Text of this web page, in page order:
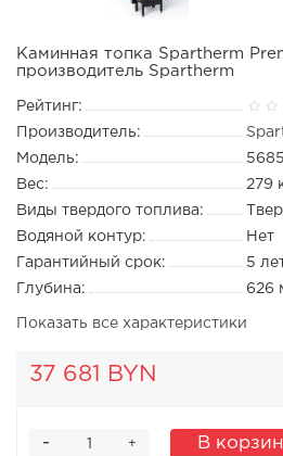
Каминная топка Spartherm
производитель Spartherm
Рейтинг:
Производитель:
Модель:
5685
Вес:
279
Виды твердого топлива:
Водяной контур:
Нет
Гарантийный срок:
5
Глубина:
626
Показать все характеристики
37 681 BYN
+
- В